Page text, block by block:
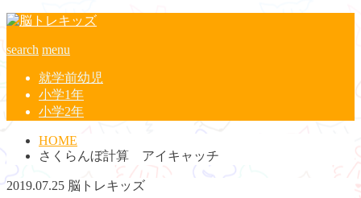
search menu
就学前幼児
小学1年
小学2年
HOME
さくらんぼ計算 アイキャッチ
2019.07.25 脳トレキッズ